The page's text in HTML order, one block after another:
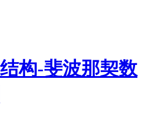
构-斐波那契数